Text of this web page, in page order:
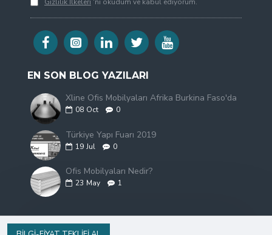
Gizlilik İlkeleri 'ni okudum ve kabul ediyorum.
EN SON BLOG YAZILARI
Xline Ofis Mobilyaları Afrika Burkina Faso'da
08 Oct 0
Türkiye Yapı Fuarı 2019
19 Jul 0
Ofis Mobilyaları Nedir?
23 May 1